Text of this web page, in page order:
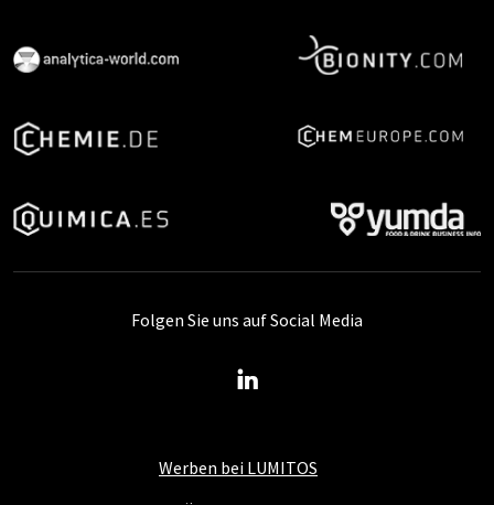
Werben bei LUMITOS
Folgen Sie uns auf Social Media